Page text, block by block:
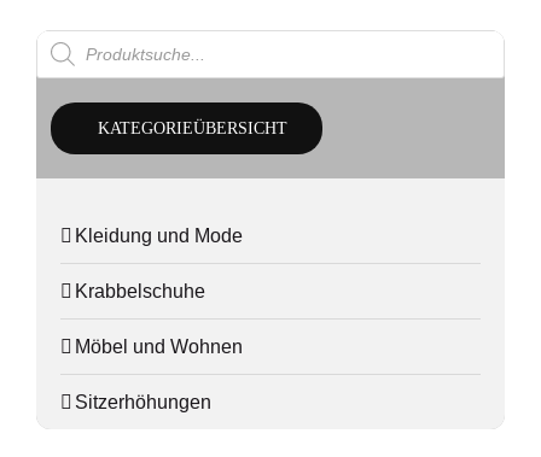
Products
search
KATEGORIEÜBERSICHT
Kleidung und Mode
Krabbelschuhe
Möbel und Wohnen
Sitzerhöhungen